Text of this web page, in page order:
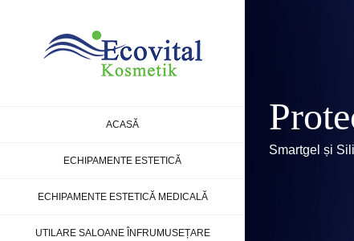
ACASĂ
ECHIPAMENTE ESTETICĂ
ECHIPAMENTE ESTETICĂ MEDICALĂ
UTILARE SALOANE ÎNFRUMUSEȚARE
Smartgel și